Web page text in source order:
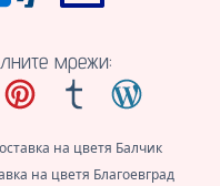
мрежи:
на цветя Балчик
на цветя Благоевград